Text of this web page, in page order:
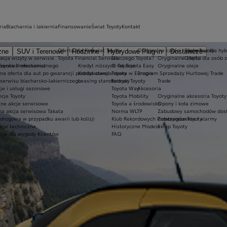
SUV i Terenowe Rodzinne Hybrydowe Plug-in
Dostawcze
Professional
Ekobonus dla
Oferta dla osób
wizyty w serwisie
mechanicznego
oferta dla aut po gwarancji podstawowej
blacharsko-lakierniczego
i usługi sezonowe
Toyoty
akcje serwisowe
akcja serwisowa Takata
w przypadku awarii lub kolizji
techniczne
dla wygody Klientów
Oryginalne części i oleje Toyoty
Oryginalne części
Oryginalne oleje
Program Sprzedaży Hurtowej Trade
Trade
Akcesoria
Oryginalne akcesoria Toyoty
Opony i koła zimowe
Zabudowy samochodów
Zabezpieczenia i alarmy
Sklep Toyoty
Blacharnia i lakierniaFinansowanie
Oferta dla firm
Toyota Financial Services
Kredyt niższych rat Toyota Easy
Kredyt standardowy
Leasing standardowy
Świat Toyoty
Świat Toyoty
Dlaczego Toyota?
O Toyocie
Toyota w Europie
Fabryki Toyoty
Toyota Way
Toyota Mobility
Toyota a środowisko
Norma WLTP
Klub Rekordowych Przebiegów Toyoty
Historyczne Modele
FAQ
Kontakt